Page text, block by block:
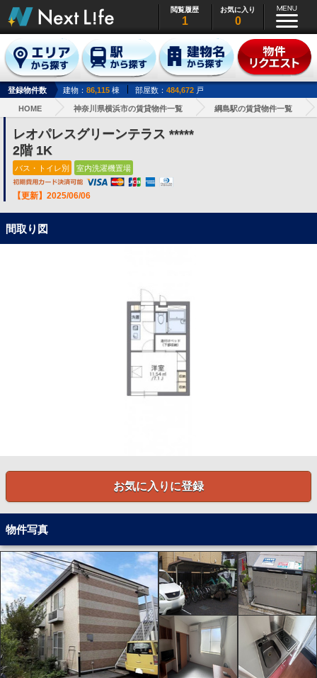
閲覧履歴
1
お気に入り
0
登録物件数 建物： 86,115 棟 部屋数： 484,672 戸
HOME 神奈川県横浜市の賃貸物件一覧 綱島駅の賃貸物件一覧
レオパレスグリーンテラス *****
2階 1K
バス・トイレ別 室内洗濯機置場
【更新】2025/06/06
間取り図
お気に入りに登録
物件写真